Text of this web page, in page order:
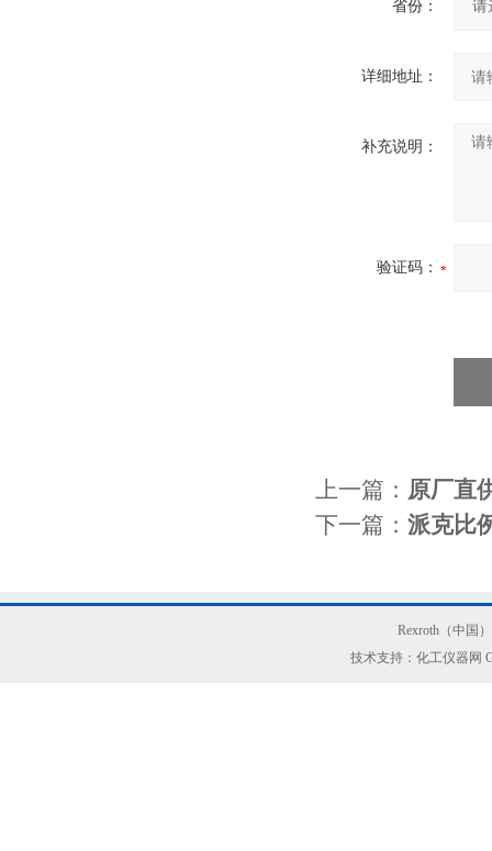
省份：
详细地址：
补充说明：
验证码：
上一篇： 原厂直
下一篇： 派克比
Rexroth（中国
技术支持：化工仪器网